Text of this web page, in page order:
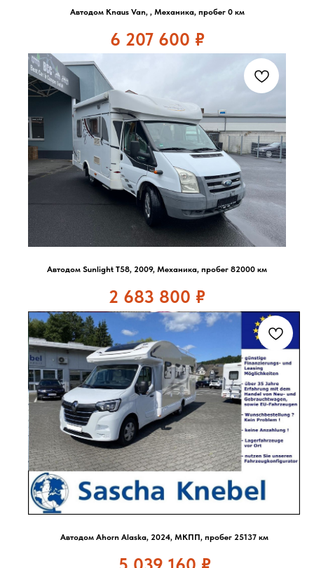
Автодом Knaus Van, , Механика, пробег 0 км
6 207 600 ₽
Автодом Sunlight T58, 2009, Механика, пробег 82000 км
2 683 800 ₽
Автодом Ahorn Alaska, 2024, МКПП, пробег 25137 км